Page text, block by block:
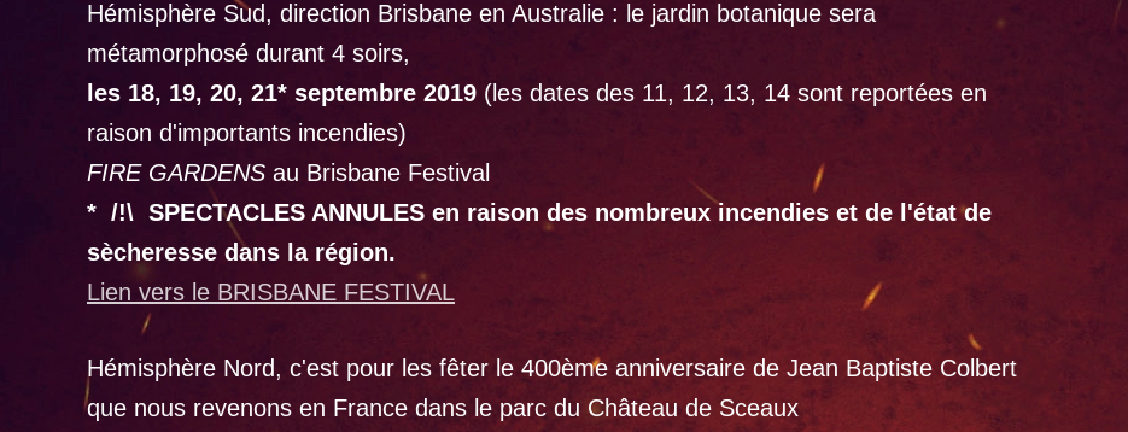
Hémisphère Sud, direction Brisbane en Australie : le jardin botanique sera
métamorphosé durant 4 soirs,
les 18, 19, 20, 21* septembre 2019 (les dates des 11, 12, 13, 14 sont reportées en
raison d'importants incendies)
FIRE GARDENS au Brisbane Festival
* /!\ SPECTACLES ANNULES en raison des nombreux incendies et de l'état de
sècheresse dans la région.
Lien vers le BRISBANE FESTIVAL
Hémisphère Nord, c'est pour les fêter le 400ème anniversaire de Jean Baptiste Colbert
que nous revenons en France dans le parc du Château de Sceaux